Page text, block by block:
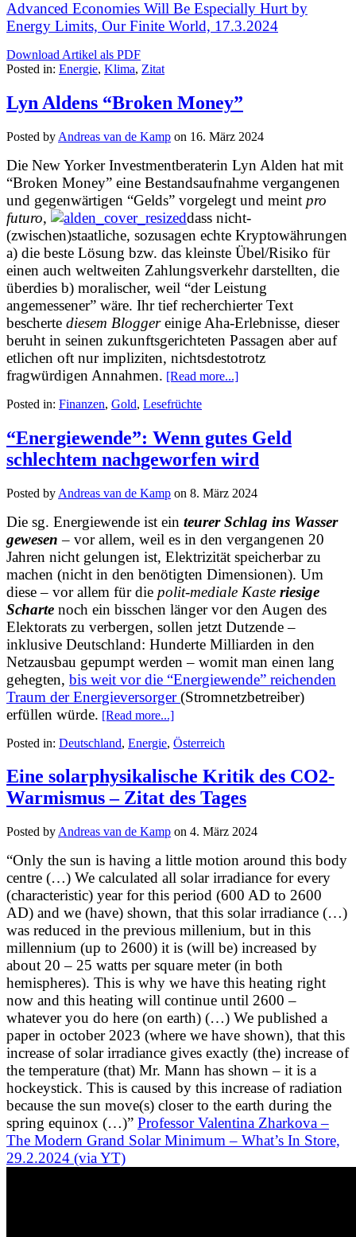
Advanced Economies Will Be Especially Hurt by
Energy Limits, Our Finite World, 17.3.2024
Download Artikel als PDF
Posted in: Energie, Klima, Zitat
Lyn Aldens “Broken Money”
Posted by Andreas van de Kamp on 16. März 2024
Die New Yorker Investmentberaterin Lyn Alden hat mit
“Broken Money” eine Bestandsaufnahme vergangenen
und gegenwärtigen “Gelds” vorgelegt und meint pro
futuro,
dass nicht-
(zwischen)staatliche, sozusagen echte Kryptowährungen
a) die beste Lösung bzw. das kleinste Übel/Risiko für
einen auch weltweiten Zahlungsverkehr darstellten, die
überdies b) moralischer, weil “der Leistung
angemessener” wäre. Ihr tief recherchierter Text
bescherte diesem Bloggereinige Aha-Erlebnisse, dieser
beruht in seinen zukunftsgerichteten Passagen aber auf
etlichen oft nur impliziten, nichtsdestotrotz
fragwürdigen Annahmen. [Read more...]
Posted in: Finanzen, Gold, Lesefrüchte
“Energiewende”: Wenn gutes Geld
schlechtem nachgeworfen wird
Posted by Andreas van de Kamp on 8. März 2024
Die sg. Energiewende ist ein teurer Schlag ins Wasser
gewesen – vor allem, weil es in den vergangenen 20
Jahren nicht gelungen ist, Elektrizität speicherbar zu
machen (nicht in den benötigten Dimensionen). Um
diese – vor allem für die polit-mediale Kaste riesige
Scharte noch ein bisschen länger vor den Augen des
Elektorats zu verbergen, sollen jetzt Dutzende –
inklusive Deutschland: Hunderte Milliarden in den
Netzausbau gepumpt werden – womit man einen lang
gehegten, bis weit vor die “Energiewende” reichenden
Traum der Energieversorger(Stromnetzbetreiber)
erfüllen würde. [Read more...]
Posted in: Deutschland, Energie, Österreich
Eine solarphysikalische Kritik des CO2-
Warmismus – Zitat des Tages
Posted by Andreas van de Kamp on 4. März 2024
“Only the sun is having a little motion around this body
centre (…) We calculated all solar irradiance for every
(characteristic) year for this period (600 AD to 2600
AD) and we (have) shown, that this solar irradiance (…)
was reduced in the previous millenium, but in this
millennium (up to 2600) it is (will be) increased by
about 20 – 25 watts per square meter (in both
hemispheres). This is why we have this heating right
now and this heating will continue until 2600 –
whatever you do here (on earth) (…) We published a
paper in october 2023 (where we have shown), that this
increase of solar irradiance gives exactly (the) increase of
the temperature (that) Mr. Mann has shown – it is a
hockeystick. This is caused by this increase of radiation
because the sun move(s) closer to the earth during the
spring equinox (…)” Professor Valentina Zharkova –
The Modern Grand Solar Minimum – What’s In Store,
29.2.2024 (via YT)